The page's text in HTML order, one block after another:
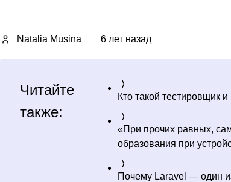
Natalia Musina 6 лет назад
Читайте
также:
Кто такой тестировщик и
«При прочих равных,
образования при
Почему Laravel — один